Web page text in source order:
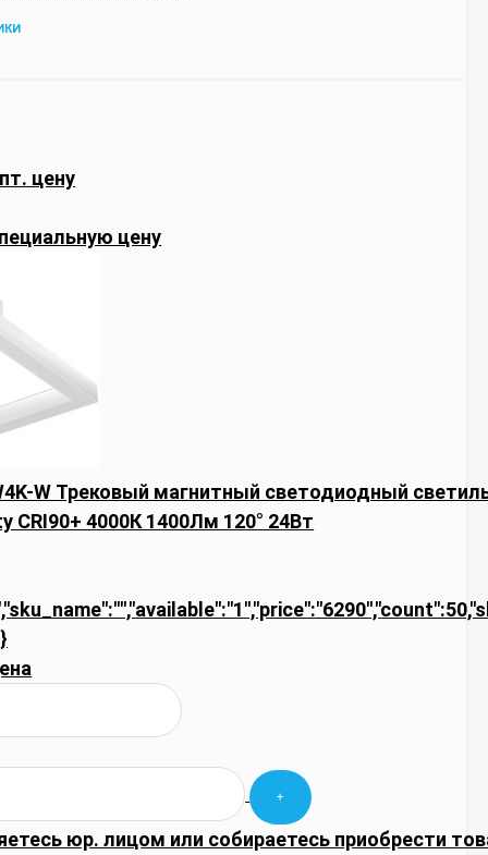
цену
цену
W Трековый магнитный светодиодный
CRI90+ 4000К 1400Лм 120° 24Вт
юр. лицом или собираетесь приобрести